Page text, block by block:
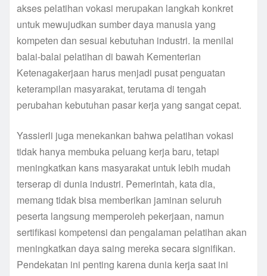
akses pelatihan vokasi merupakan langkah konkret
untuk mewujudkan sumber daya manusia yang
kompeten dan sesuai kebutuhan industri. Ia menilai
balai-balai pelatihan di bawah Kementerian
Ketenagakerjaan harus menjadi pusat penguatan
keterampilan masyarakat, terutama di tengah
perubahan kebutuhan pasar kerja yang sangat cepat.
Yassierli juga menekankan bahwa pelatihan vokasi
tidak hanya membuka peluang kerja baru, tetapi
meningkatkan kans masyarakat untuk lebih mudah
terserap di dunia industri. Pemerintah, kata dia,
memang tidak bisa memberikan jaminan seluruh
peserta langsung memperoleh pekerjaan, namun
sertifikasi kompetensi dan pengalaman pelatihan akan
meningkatkan daya saing mereka secara signifikan.
Pendekatan ini penting karena dunia kerja saat ini